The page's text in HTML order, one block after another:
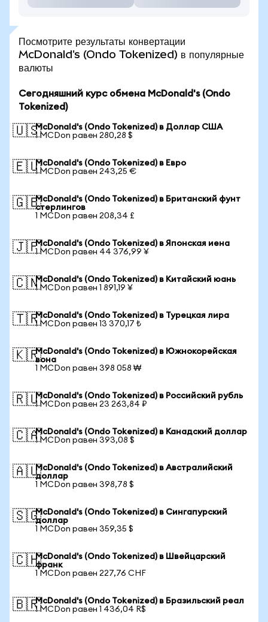
Посмотрите результаты конвертации
McDonald's (Ondo Tokenized) в популярные
валюты
Сегодняшний курс обмена McDonald's (Ondo
Tokenized)
🇺🇸McDonald's (Ondo Tokenized) в Доллар США
1 MCDon равен 280,28 $
🇪🇺McDonald's (Ondo Tokenized) в Евро
1 MCDon равен 243,25 €
🇬🇧McDonald's (Ondo Tokenized) в Британский фунт
стерлингов
1 MCDon равен 208,34 £
🇯🇵McDonald's (Ondo Tokenized) в Японская иена
1 MCDon равен 44 376,99 ¥
🇨🇳McDonald's (Ondo Tokenized) в Китайский юань
1 MCDon равен 1 891,19 ¥
🇹🇷McDonald's (Ondo Tokenized) в Турецкая лира
1 MCDon равен 13 370,17 ₺
🇰🇷McDonald's (Ondo Tokenized) в Южнокорейская
вона
1 MCDon равен 398 058 ₩
🇷🇺McDonald's (Ondo Tokenized) в Российский рубль
1 MCDon равен 23 263,84 ₽
🇨🇦McDonald's (Ondo Tokenized) в Канадский доллар
1 MCDon равен 393,08 $
🇦🇺McDonald's (Ondo Tokenized) в Австралийский
доллар
1 MCDon равен 398,78 $
🇸🇬McDonald's (Ondo Tokenized) в Сингапурский
доллар
1 MCDon равен 359,35 $
🇨🇭McDonald's (Ondo Tokenized) в Швейцарский
франк
1 MCDon равен 227,76 CHF
🇧🇷McDonald's (Ondo Tokenized) в Бразильский реал
1 MCDon равен 1 436,04 R$